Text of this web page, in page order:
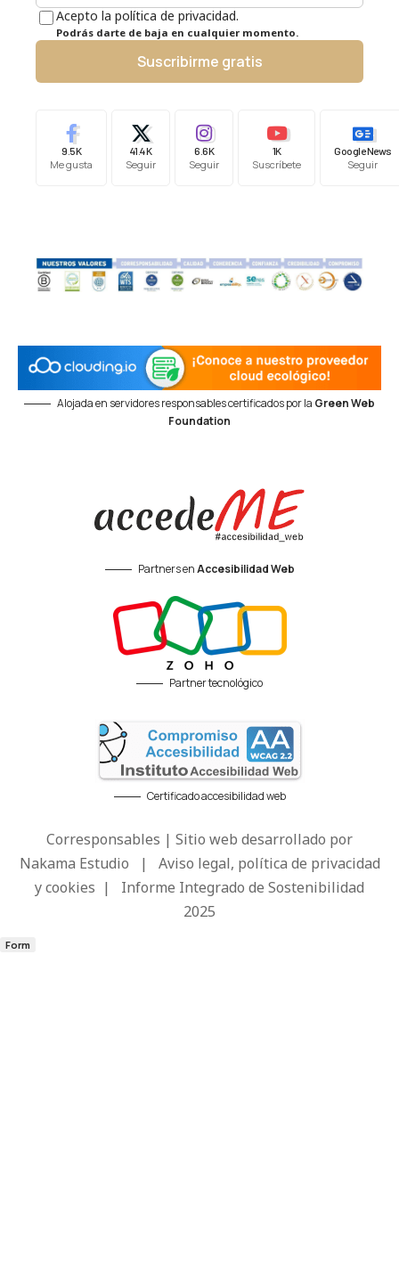
Acepto la política de privacidad.
Podrás darte de baja en cualquier momento.
Suscribirme gratis
9.5K
Me gusta
41.4K
Seguir
6.6K
Seguir
1K
Suscríbete
Google News
Seguir
Alojada en servidores responsables certificados por la Green Web
Foundation
Partners enAccesibilidad Web
Partner tecnológico
Certificado accesibilidad web
Corresponsables | Sitio web desarrollado por
Nakama Estudio | Aviso legal, política de privacidad
y cookies | Informe Integrado de Sostenibilidad
2025
Form